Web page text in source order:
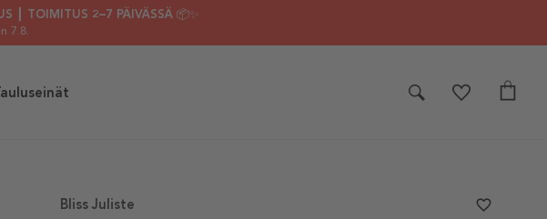
┃ TOIMITUS 2–7 PÄIVÄSSÄ 📦✨
7.8.
Bliss Juliste favorite_border